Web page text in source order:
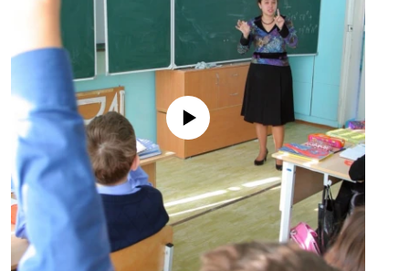
No media source currently available